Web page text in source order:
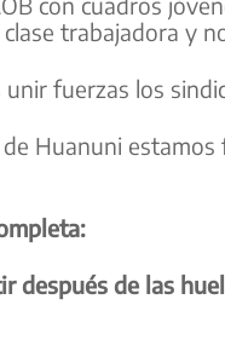
trabajadora y
fuerzas los
Huanuni
después de las